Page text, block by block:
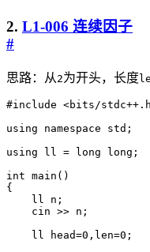
2. L1-006 连续因子
#
思路：从2为开头，长度
#include <bits/
using
namespace std ;
using
ll = long long ;
int main ()
{
ll
n ;
cin >> n ;
ll
head=0 , len=0 ;